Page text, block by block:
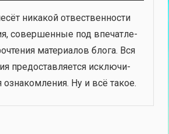
ника­кой отвест­вен­но­сти
совер­шен­ные под впе­чат­ле­
мате­ри­а­лов бло­га. Вся
предо­став­ля­ет­ся исклю­чи­
озна­ком­ле­ния. Ну и всё такое.